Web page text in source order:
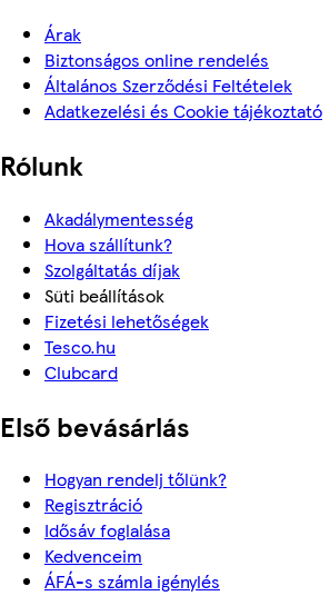
Árak
Biztonságos online rendelés
Általános Szerződési Feltételek
Adatkezelési és Cookie tájékoztató
Rólunk
Akadálymentesség
Hova szállítunk?
Szolgáltatás díjak
Süti beállítások
Fizetési lehetőségek
Tesco.hu
Clubcard
Első bevásárlás
Hogyan rendelj tőlünk?
Regisztráció
Idősáv foglalása
Kedvenceim
ÁFÁ-s számla igénylés